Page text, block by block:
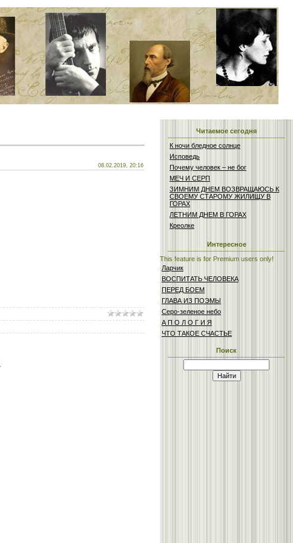
08.02.2019, 20:16
Читаемое сегодня
К ночи бледное солнце
Исповедь
Почему человек – не бог
МЕЧ И СЕРП
ЗИМНИМ ДНЕМ ВОЗВРАЩАЮСЬ К
СВОЕМУ СТАРОМУ ЖИЛИЩУ В
ГОРАХ
ЛЕТНИМ ДНЕМ В ГОРАХ
Креолке
Интересное
This feature is for Premium users only!
Ларчик
ВОСПИТАТЬ ЧЕЛОВЕКА
ПЕРЕД БОЕМ
ГЛАВА ИЗ ПОЭМЫ
Серо-зеленое небо
А П О Л О Г И Я
ЧТО ТАКОЕ СЧАСТЬЕ
Поиск